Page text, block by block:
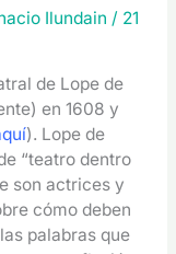
Ilundain / 21
de Lope de
en 1608 y
). Lope de
“teatro dentro
son actrices y
cómo deben
palabras que